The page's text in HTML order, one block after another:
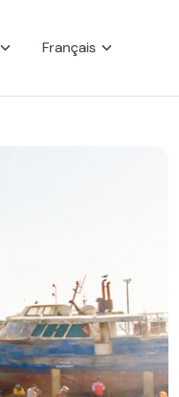
Français